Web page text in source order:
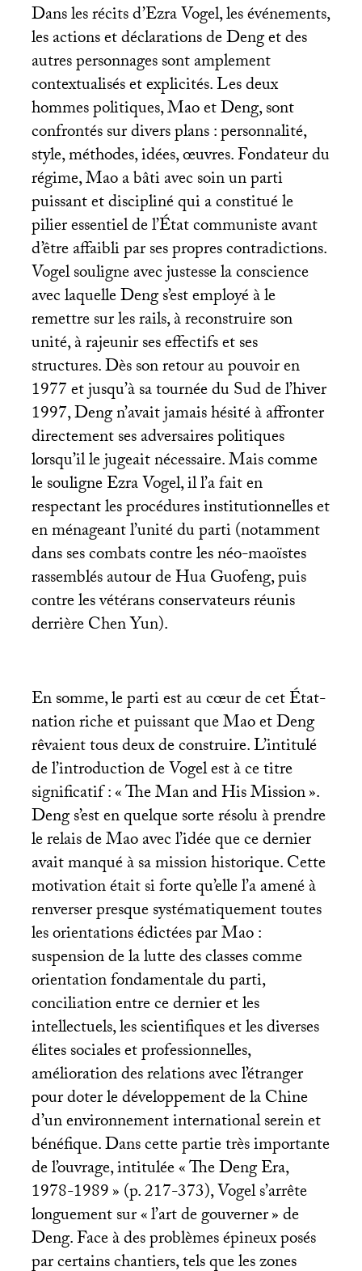
Dans les récits d’Ezra Vogel, les événements,
les actions et déclarations de Deng et des
autres personnages sont amplement
contextualisés et explicités. Les deux
hommes politiques, Mao et Deng, sont
confrontés sur divers plans : personnalité,
style, méthodes, idées, œuvres. Fondateur du
régime, Mao a bâti avec soin un parti
puissant et discipliné qui a constitué le
pilier essentiel de l’État communiste avant
d’être affaibli par ses propres contradictions.
Vogel souligne avec justesse la conscience
avec laquelle Deng s’est employé à le
remettre sur les rails, à reconstruire son
unité, à rajeunir ses effectifs et ses
structures. Dès son retour au pouvoir en
1977 et jusqu’à sa tournée du Sud de l’hiver
1997, Deng n’avait jamais hésité à affronter
directement ses adversaires politiques
lorsqu’il le jugeait nécessaire. Mais comme
le souligne Ezra Vogel, il l’a fait en
respectant les procédures institutionnelles et
en ménageant l’unité du parti (notamment
dans ses combats contre les néo-maoïstes
rassemblés autour de Hua Guofeng, puis
contre les vétérans conservateurs réunis
derrière Chen Yun).
En somme, le parti est au cœur de cet État-
nation riche et puissant que Mao et Deng
rêvaient tous deux de construire. L’intitulé
de l’introduction de Vogel est à ce titre
significatif : «The Man and His Mission».
Deng s’est en quelque sorte résolu à prendre
le relais de Mao avec l’idée que ce dernier
avait manqué à sa mission historique. Cette
motivation était si forte qu’elle l’a amené à
renverser presque systématiquement toutes
les orientations édictées par Mao :
suspension de la lutte des classes comme
orientation fondamentale du parti,
conciliation entre ce dernier et les
intellectuels, les scientifiques et les diverses
élites sociales et professionnelles,
amélioration des relations avec l’étranger
pour doter le développement de la Chine
d’un environnement international serein et
bénéfique. Dans cette partie très importante
de l’ouvrage, intitulée «The Deng Era,
1978-1989» (p. 217-373), Vogel s’arrête
longuement sur «l’art de gouverner» de
Deng. Face à des problèmes épineux posés
par certains chantiers, tels que les zones